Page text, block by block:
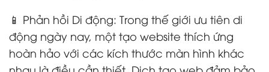
📱 Phản hồi Di động: Trong thế giới ưu tiên di
động ngày nay, một tạo website thích ứng
hoàn hảo với các kích thước màn hình khác